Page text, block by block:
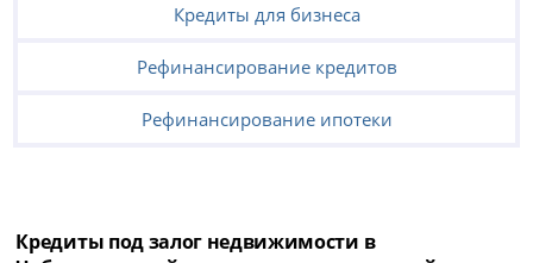
Кредиты для бизнеса
Рефинансирование кредитов
Рефинансирование ипотеки
Кредиты под залог недвижимости в